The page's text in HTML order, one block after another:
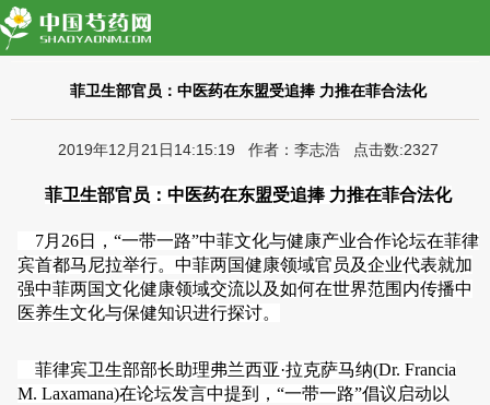
菲卫生部官员：中医药在东盟受追捧 力推在菲合法化
2019年12月21日14:15:19 作者：李志浩 点击数:2327
菲卫生部官员：中医药在东盟受追捧 力推在菲合法化
7月26日，“一带一路”中菲文化与健康产业合作论坛在菲律
宾首都马尼拉举行。中菲两国健康领域官员及企业代表就加
强中菲两国文化健康领域交流以及如何在世界范围内传播中
医养生文化与保健知识进行探讨。
菲律宾卫生部部长助理弗兰西亚·拉克萨马纳(Dr. Francia
M. Laxamana)在论坛发言中提到，“一带一路”倡议启动以